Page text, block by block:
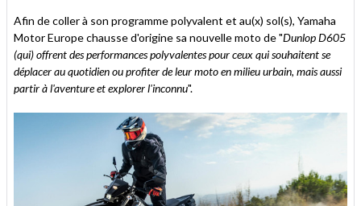
Afin de coller à son programme polyvalent et au(x) sol(s), Yamaha
Motor Europe chausse d'origine sa nouvelle moto de "Dunlop D605
(qui) offrent des performances polyvalentes pour ceux qui souhaitent se
déplacer au quotidien ou profiter de leur moto en milieu urbain, mais aussi
partir à l'aventure et explorer l'inconnu".